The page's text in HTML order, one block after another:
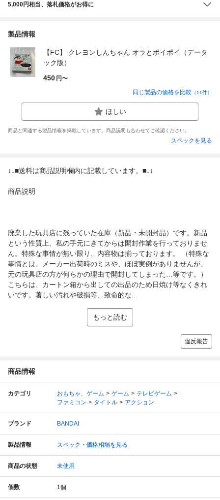
5,000円相当、落札価格がお得に
製品情報
【FC】 クレヨンしんちゃん オラとポイポイ（データ
ック版）
450 円〜
同じ製品の価格を比較 （11件）
ほしい
商品と関連する製品情報を掲載しています。商品説明も合わせてご確認ください。
スペックを見る
↓↓■送料は商品説明欄内に記載しています。■↓↓
商品説明
廃業した玩具店に残っていた在庫（新品・未開封品）です。新品
という性質上、私の手元にきてからは開封作業を行っておりませ
ん。特殊な事情が無い限り、内容物は揃っております。 （特殊な
事情とは、メーカー出荷時のミスや、ほぼ実例がありませんが、
元の玩具店の方が何らかの理由で開封してしまった…等です。）
こちらは、カートン箱から出しての出品のため日焼け等なくきれ
いです。著しい汚れや破損等、致命的な...
もっと読む
違反報告
商品情報
カテゴリ おもちゃ、ゲーム ゲーム
テレビゲーム
ファミコン
タイトル アクション
ブランド BANDAI
製品情報 スペック・価格相場を見る
商品の状態 未使用
個数 1個